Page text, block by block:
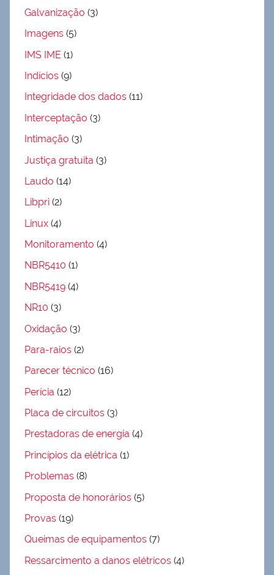
Galvanização (3)
Imagens (5)
IMS IME (1)
Indícios (9)
Integridade dos dados (11)
Interceptação (3)
Intimação (3)
Justiça gratuita (3)
Laudo (14)
Libpri (2)
Linux (4)
Monitoramento (4)
NBR5410 (1)
NBR5419 (4)
NR10 (3)
Oxidação (3)
Para-raios (2)
Parecer técnico (16)
Perícia (12)
Placa de circuitos (3)
Prestadoras de energia (4)
Princípios da elétrica (1)
Problemas (8)
Proposta de honorários (5)
Provas (19)
Queimas de equipamentos (7)
Ressarcimento a danos elétricos (4)